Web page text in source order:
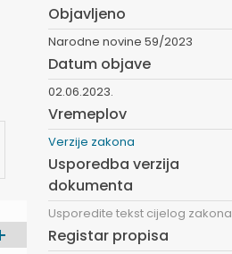
Objavljeno
Narodne novine 59/2023
Datum objave
02.06.2023.
Vremeplov
Verzije zakona
Usporedba verzija
dokumenta
Usporedite tekst cijelog zakona
Registar propisa